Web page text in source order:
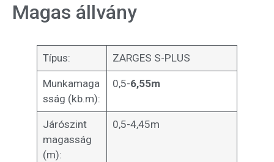
Magas állvány
Típus: ZARGES S-PLUS
Munkamaga
sság (kb.m):
0,5-6,55m
Járószint
magasság
(m):
0,5-4,45m